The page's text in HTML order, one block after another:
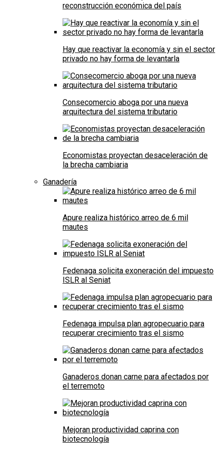
reconstrucción económica del país
Hay que reactivar la economía y sin el sector
privado no hay forma de levantarla
Consecomercio aboga por una nueva
arquitectura del sistema tributario
Economistas proyectan desaceleración de
la brecha cambiaria
Ganadería
Apure realiza histórico arreo de 6 mil
mautes
Fedenaga solicita exoneración del impuesto
ISLR al Seniat
Fedenaga impulsa plan agropecuario para
recuperar crecimiento tras el sismo
Ganaderos donan carne para afectados por
el terremoto
Mejoran productividad caprina con
biotecnología